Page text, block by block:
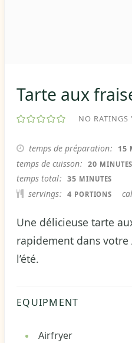
Tarte aux
NO RATINGS
temps de préparation 15
temps de cuisson 20 MINUTES
MINUTES
temps total 35 MINUTES
MINUTES
servings 4 PORTIONS
Une délicieuse tarte
rapidement dans
l’été.
EQUIPMENT
Airfryer